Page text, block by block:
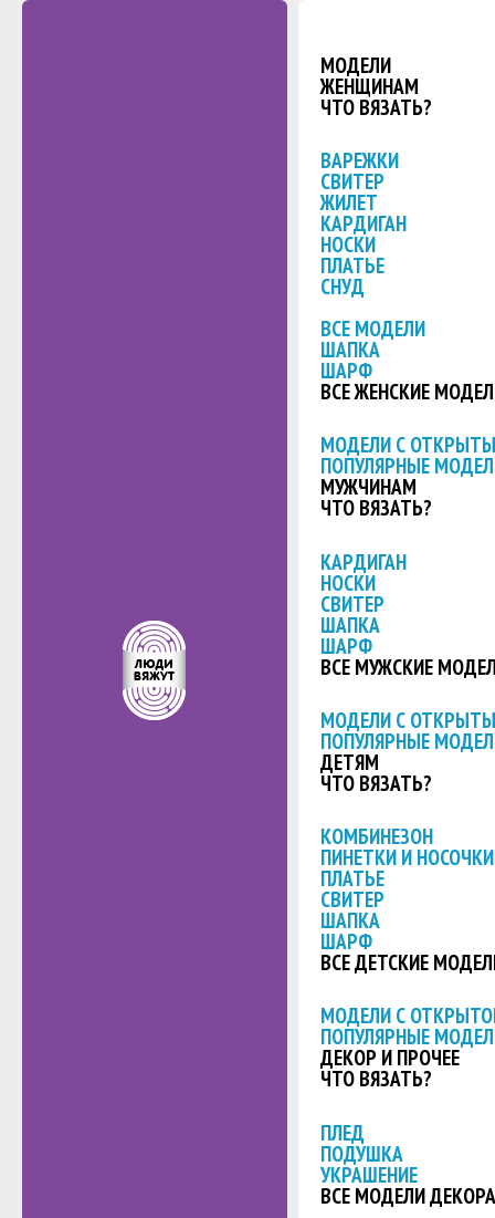
МОДЕЛИ
ЖЕНЩИНАМ
ЧТО ВЯЗАТЬ?
ВАРЕЖКИ
СВИТЕР
ЖИЛЕТ
КАРДИГАН
НОСКИ
ПЛАТЬЕ
СНУД
ВСЕ МОДЕЛИ
ШАПКА
ШАРФ
ВСЕ ЖЕНСКИЕ
МОДЕЛИ С
ПОПУЛЯРНЫЕ
МУЖЧИНАМ
ЧТО ВЯЗАТЬ?
КАРДИГАН
НОСКИ
СВИТЕР
ШАПКА
ШАРФ
ВСЕ МУЖСКИЕ
МОДЕЛИ С
ПОПУЛЯРНЫЕ
ДЕТЯМ
ЧТО ВЯЗАТЬ?
КОМБИНЕЗОН
ПИНЕТКИ И НОСОЧКИ
ПЛАТЬЕ
СВИТЕР
ШАПКА
ШАРФ
ВСЕ ДЕТСКИЕ
МОДЕЛИ С
ПОПУЛЯРНЫЕ
ДЕКОР И ПРОЧЕЕ
ЧТО ВЯЗАТЬ?
ПЛЕД
ПОДУШКА
УКРАШЕНИЕ
ВСЕ МОДЕЛИ ДЕКОРА